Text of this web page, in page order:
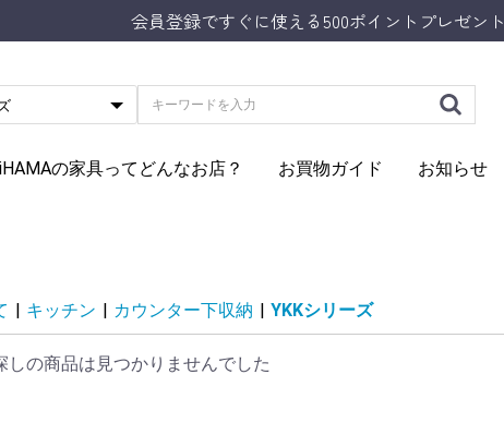
会員登録ですぐに使える500ポイントプレゼント
の家具ってどんなお店？ お買物ガイド お知らせ
| キッチン | カウンター下収納 | YKKシリーズ
しの商品は見つかりませんでした